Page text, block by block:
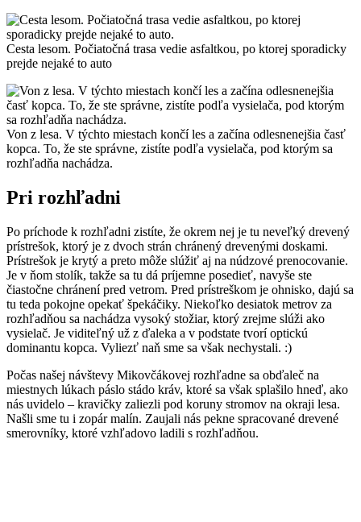
Cesta lesom. Počiatočná trasa vedie asfaltkou, po ktorej sporadicky
prejde nejaké to auto
Von z lesa. V týchto miestach končí les a začína odlesnenejšia časť
kopca. To, že ste správne, zistíte podľa vysielača, pod ktorým sa
rozhľadňa nachádza.
Pri rozhľadni
Po príchode k rozhľadni zistíte, že okrem nej je tu neveľký drevený
prístrešok, ktorý je z dvoch strán chránený drevenými doskami.
Prístrešok je krytý a preto môže slúžiť aj na núdzové prenocovanie.
Je v ňom stolík, takže sa tu dá príjemne posedieť, navyše ste
čiastočne chránení pred vetrom. Pred prístreškom je ohnisko, dajú sa
tu teda pokojne opekať špekáčiky. Niekoľko desiatok metrov za
rozhľadňou sa nachádza vysoký stožiar, ktorý zrejme slúži ako
vysielač. Je viditeľný už z ďaleka a v podstate tvorí optickú
dominantu kopca. Vyliezť naň sme sa však nechystali. :)
Počas našej návštevy Mikovčákovej rozhľadne sa obďaleč na
miestnych lúkach páslo stádo kráv, ktoré sa však splašilo hneď, ako
nás uvidelo – kravičky zaliezli pod koruny stromov na okraji lesa.
Našli sme tu i zopár malín. Zaujali nás pekne spracované drevené
smerovníky, ktoré vzhľadovo ladili s rozhľadňou.